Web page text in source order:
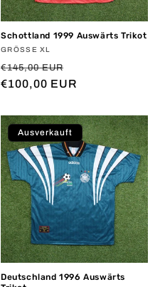
Schottland 1999 Auswärts Trikot
Anbieter:
GRÖSSE XL
Normaler
Preis
€145,00 EUR
€100,00 EUR
Ausverkauft
Deutschland 1996 Auswärts